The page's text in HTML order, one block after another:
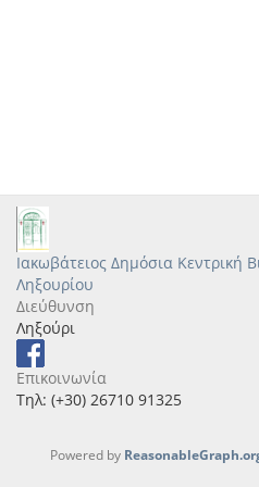
Ιακωβάτειος Δημόσια Κεντρική
Ληξουρίου
Διεύθυνση
Ληξούρι
Επικοινωνία
Τηλ: (+30) 26710 91325
Powered by